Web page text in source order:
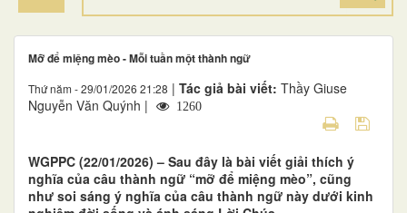
Mỡ để miệng mèo - Mỗi tuần một thành ngữ
Thứ năm - 29/01/2026 21:28 | Tác giả bài viết: Thầy Giuse
Nguyễn Văn Quýnh |
1260
WGPPC (22/01/2026) – Sau đây là bài viết giải thích ý
nghĩa của câu thành ngữ “mỡ để miệng mèo”, cũng
như soi sáng ý nghĩa của câu thành ngữ này dưới kinh